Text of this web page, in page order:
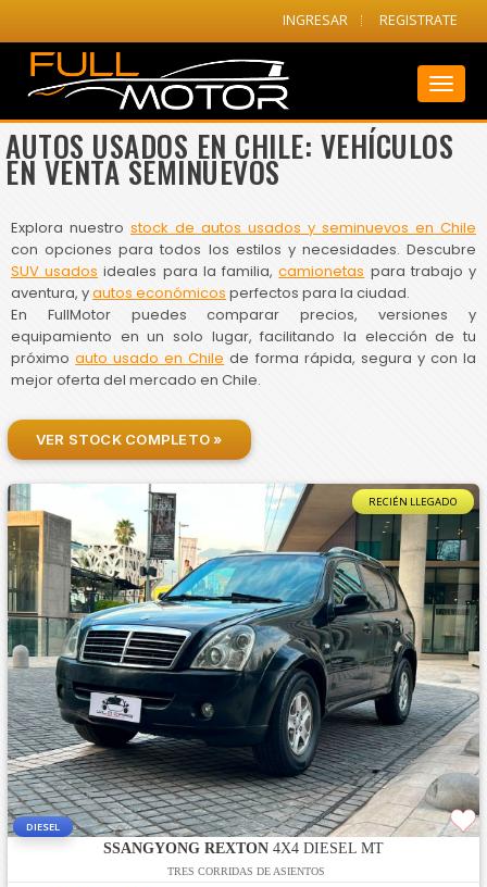
INGRESAR REGISTRATE
AUTOS USADOS EN CHILE: VEHÍCULOS
EN VENTA SEMINUEVOS
Explora nuestro stock de autos usados y seminuevos en Chile
con opciones para todos los estilos y necesidades. Descubre
SUV usados ideales para la familia,camionetas para trabajo y
aventura, yautos económicos perfectos para la ciudad.
En FullMotor puedes comparar precios, versiones y
equipamiento en un solo lugar, facilitando la elección de tu
próximoauto usado en Chile de forma rápida, segura y con la
mejor oferta del mercado en Chile.
VER STOCK COMPLETO »
RECIÉN LLEGADO
DIESEL
SSANGYONG REXTON4X4 DIESEL MT
TRES CORRIDAS DE ASIENTOS